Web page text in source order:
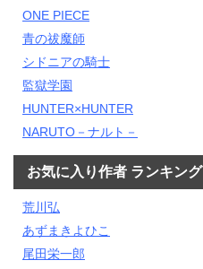
ONE PIECE
青の祓魔師
シドニアの騎士
監獄学園
HUNTER×HUNTER
NARUTO－ナルト－
お気に入り作者 ランキング
荒川弘
あずまきよひこ
尾田栄一郎